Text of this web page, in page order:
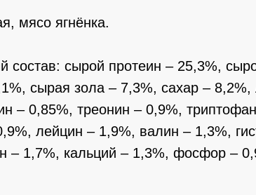
мясо ягнёнка.
состав: сырой протеин – 25,3%,
сырая зола – 7,3%, сахар –
– 0,85%, треонин – 0,9%,
лейцин – 1,9%, валин – 1,3%,
– 1,7%, кальций – 1,3%, фосфор –